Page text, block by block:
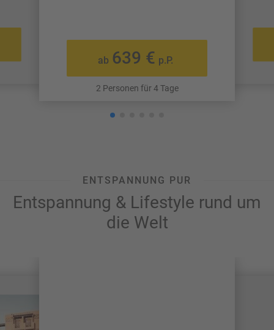
ab 639 € p.P.
2 Personen für 4 Tage
ENTSPANNUNG PUR
Entspannung & Lifestyle rund um
die Welt